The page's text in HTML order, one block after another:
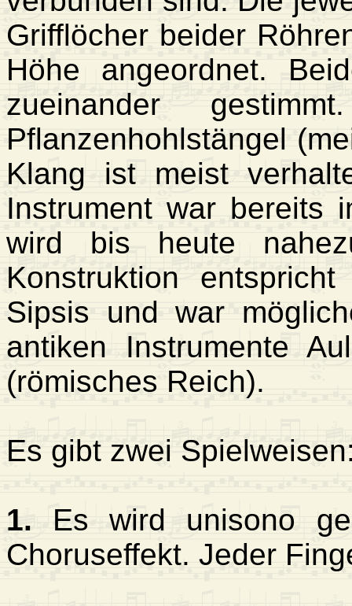
Grifflöcher beider
Höhe angeordnet.
zueinander
Pflanzenhohlstängel
Klang ist meist
Instrument war bereits
wird bis heute
Konstruktion
Sipsis und war
antiken Instrumente
(römisches Reich).
Es gibt zwei
1. Es wird unisono
Choruseffekt. Jeder